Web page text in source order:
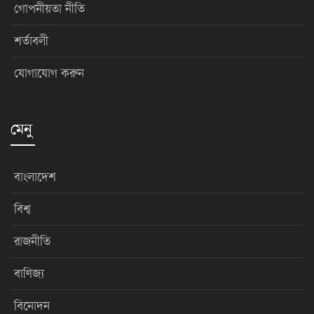
গোপনীয়তা নীতি
শর্তাবলী
যোগাযোগ করুন
মেনু
বাংলাদেশ
বিশ্ব
রাজনীতি
বাণিজ্য
বিনোদন